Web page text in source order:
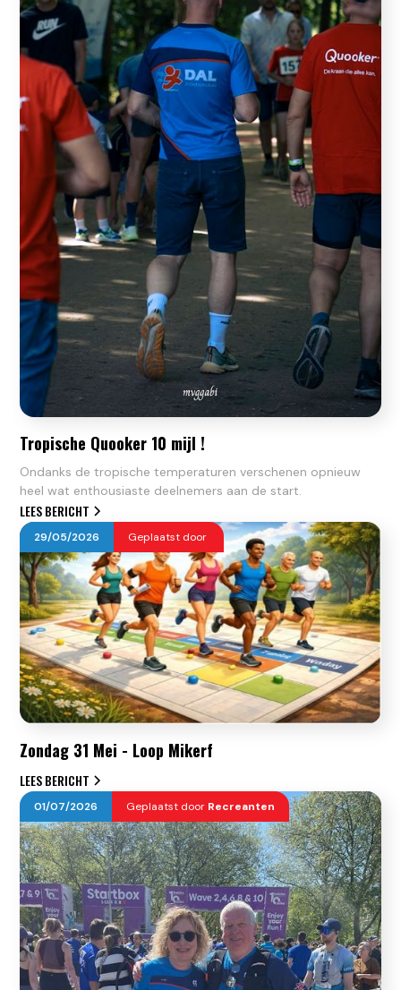
Tropische Quooker 10 mijl !
Ondanks de tropische temperaturen verschenen opnieuw
heel wat enthousiaste deelnemers aan de start.
LEES BERICHT
29/05/2026 Geplaatst door
Zondag 31 Mei - Loop Mikerf
LEES BERICHT
01/07/2026 Geplaatst door Recreanten